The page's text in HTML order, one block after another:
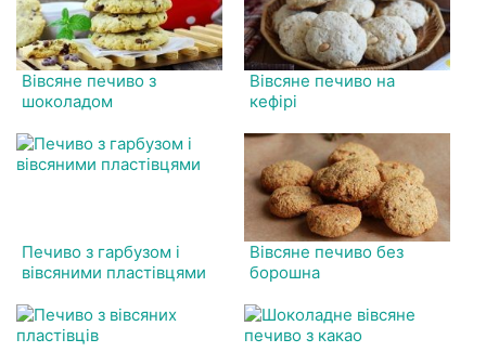
Вівсяне печиво з
шоколадом
Вівсяне печиво на
кефірі
Печиво з гарбузом і
вівсяними пластівцями
Вівсяне печиво без
борошна